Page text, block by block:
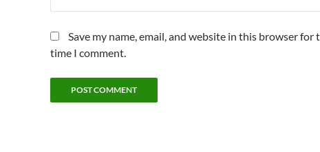
Save my name, email, and website in this browser for
time I comment.